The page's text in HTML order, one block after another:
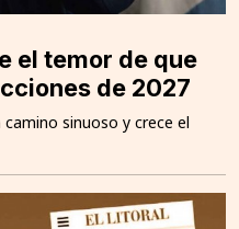
el temor de que
de 2027
sinuoso y crece el